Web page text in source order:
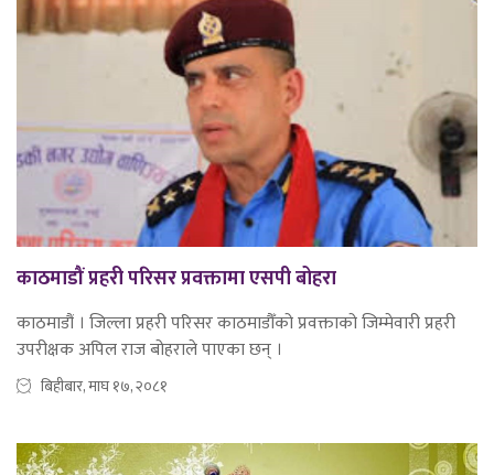
काठमाडौं प्रहरी परिसर प्रवक्तामा एसपी बोहरा
काठमाडौं । जिल्ला प्रहरी परिसर काठमाडौँको प्रवक्ताको जिम्मेवारी प्रहरी
उपरीक्षक अपिल राज बोहराले पाएका छन् ।
बिहीबार, माघ १७, २०८१